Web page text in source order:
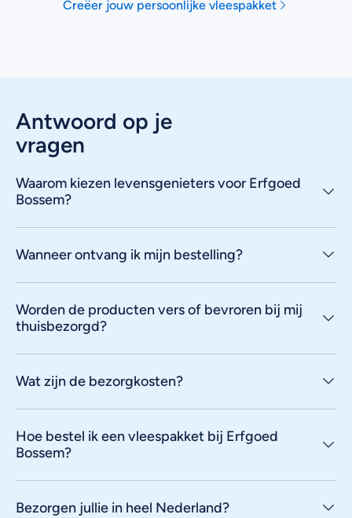
Creëer jouw persoonlijke vleespakket
Antwoord op je
vragen
Waarom kiezen levensgenieters voor Erfgoed
Bossem?
Wanneer ontvang ik mijn bestelling?
Worden de producten vers of bevroren bij mij
thuisbezorgd?
Wat zijn de bezorgkosten?
Hoe bestel ik een vleespakket bij Erfgoed
Bossem?
Bezorgen jullie in heel Nederland?